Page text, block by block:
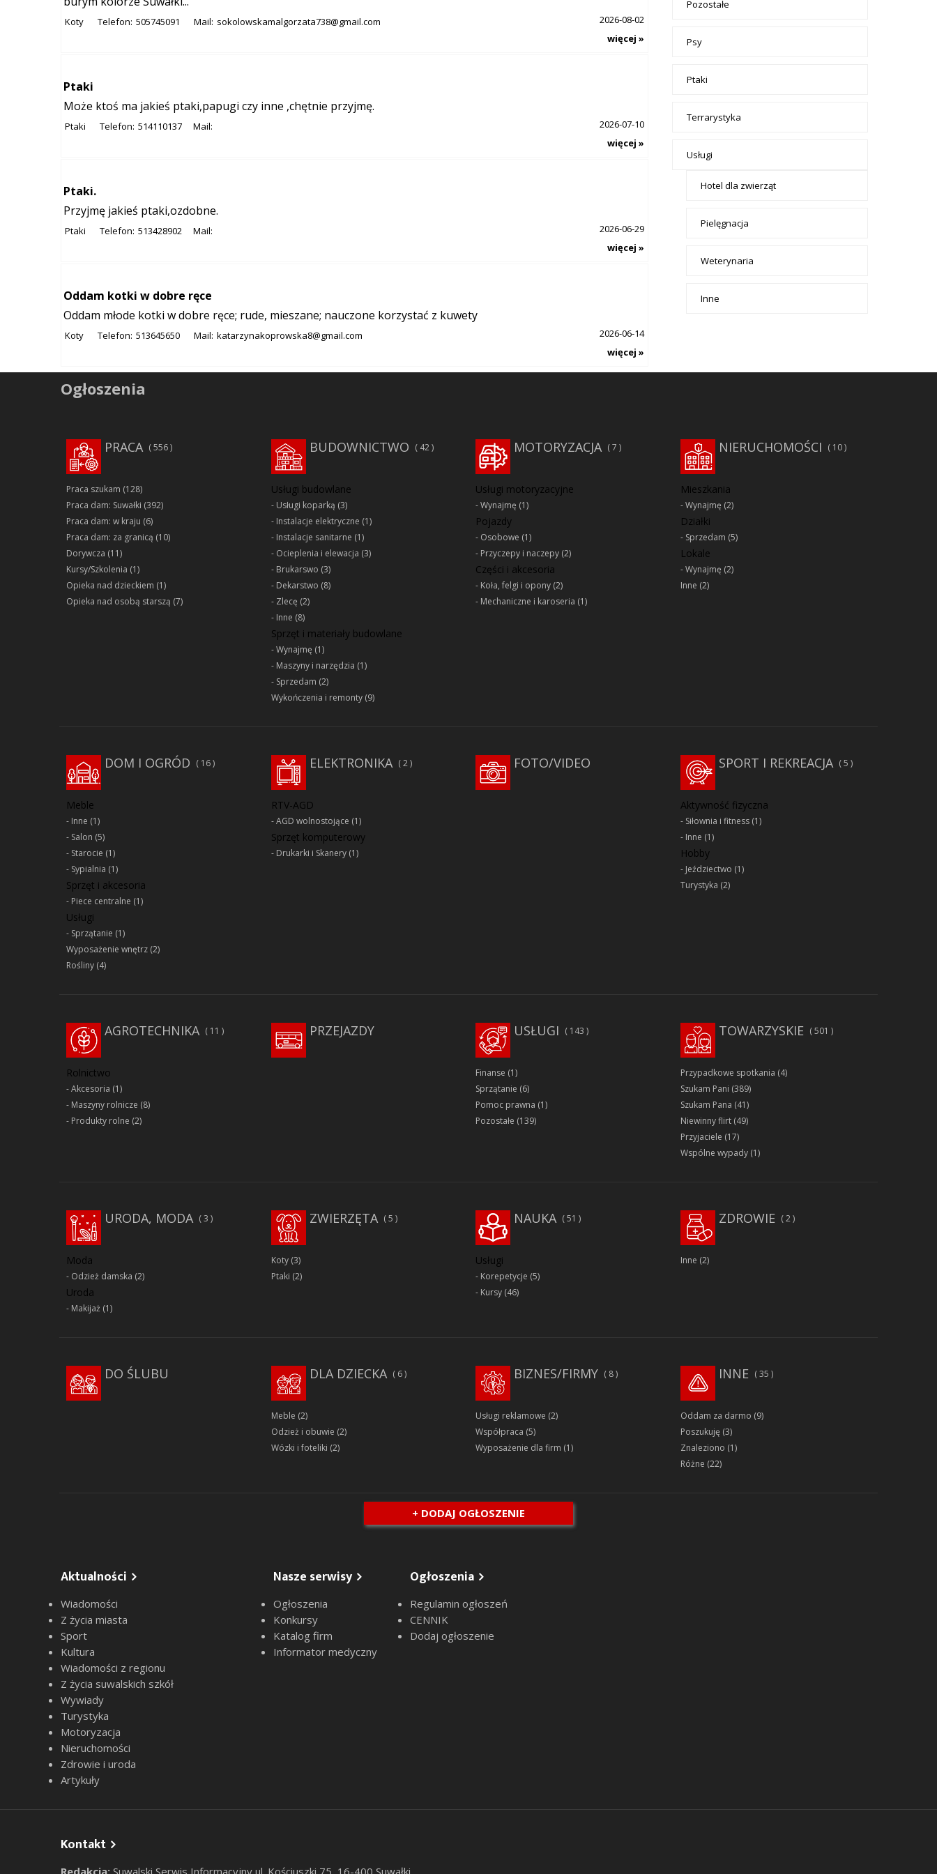
Koty Telefon: 505745091 Mail: sokolowskamalgorzata738@gmail.com
2026-08-02
więcej »
Ptaki
Może ktoś ma jakieś ptaki,papugi czy inne ,chętnie przyjmę.
Ptaki Telefon: 514110137 Mail:
2026-07-10
więcej »
Ptaki.
Przyjmę jakieś ptaki,ozdobne.
Ptaki Telefon: 513428902 Mail:
2026-06-29
więcej »
Oddam kotki w dobre ręce
Oddam młode kotki w dobre ręce; rude, mieszane; nauczone korzystać z kuwety
Koty Telefon: 513645650 Mail: katarzynakoprowska8@gmail.com
2026-06-14
więcej »
Pozostałe
Psy
Ptaki
Terrarystyka
Usługi
Hotel dla zwierząt
Pielęgnacja
Weterynaria
Inne
Ogłoszenia
PRACA 556
Praca szukam (128)
Praca dam: Suwałki (392)
Praca dam: w kraju (6)
Praca dam: za granicą (10)
Dorywcza (11)
Kursy/Szkolenia (1)
Opieka nad dzieckiem (1)
Opieka nad osobą starszą (7)
BUDOWNICTWO 42
Usługi budowlane
Usługi koparką (3)
Instalacje elektryczne (1)
Instalacje sanitarne (1)
Ocieplenia i elewacja (3)
Brukarswo (3)
Dekarstwo (8)
Zlecę (2)
Inne (8)
Sprzęt i materiały budowlane
Wynajmę (1)
Maszyny i narzędzia (1)
Sprzedam (2)
Wykończenia i remonty(9)
MOTORYZACJA 7
Usługi motoryzacyjne
Wynajmę (1)
Pojazdy
Osobowe (1)
Przyczepy i naczepy (2)
Części i akcesoria
Koła, felgi i opony (2)
Mechaniczne i karoseria (1)
NIERUCHOMOŚCI 10
Mieszkania
Wynajmę (2)
Działki
Sprzedam (5)
Lokale
Wynajmę (2)
Inne (2)
DOM I OGRÓD 16
Meble
Inne (1)
Salon (5)
Starocie (1)
Sypialnia (1)
Sprzęt i akcesoria
Piece centralne (1)
Usługi
Sprzątanie (1)
Wyposażenie wnętrz (2)
Rośliny (4)
2
ELEKTRONIKA
RTV-AGD
AGD wolnostojące (1)
Sprzęt komputerowy
Drukarki i Skanery(1)
FOTO/VIDEO SPORT I REKREACJA 5
Aktywność fizyczna
Siłownia i fitness(1)
Inne (1)
Hobby
Jeździectwo (1)
Turystyka (2)
AGROTECHNIKA 11
Rolnictwo
Akcesoria (1)
Maszyny rolnicze (8)
Produkty rolne (2)
PRZEJAZDY 143
USŁUGI
Finanse (1)
Sprzątanie (6)
Pomoc prawna (1)
Pozostałe (139)
TOWARZYSKIE 501
Przypadkowe spotkania (4)
Szukam Pani (389)
Szukam Pana (41)
Niewinny flirt(49)
Przyjaciele (17)
Wspólne wypady(1)
URODA, MODA 3
Moda
Odzież damska (2)
Uroda
Makijaż (1)
ZWIERZĘTA 5
Koty(3)
Ptaki (2)
51
NAUKA
Usługi
Korepetycje (5)
Kursy (46)
ZDROWIE 2
Inne (2)
DO ŚLUBU 6
DLA DZIECKA
Meble (2)
Odzież i obuwie (2)
Wózki i foteliki (2)
8
BIZNES/FIRMY
Usługi reklamowe (2)
Współpraca (5)
Wyposażenie dla firm (1)
35
INNE
Oddam za darmo (9)
Poszukuję (3)
Znaleziono (1)
Różne (22)
+ DODAJ OGŁOSZENIE
Aktualności
Wiadomości
Z życia miasta
Sport
Kultura
Wiadomości z regionu
Z życia suwalskich szkół
Wywiady
Turystyka
Motoryzacja
Nieruchomości
Zdrowie i uroda
Artykuły
Nasze serwisy
Ogłoszenia
Konkursy
Katalog firm
Informator medyczny
Ogłoszenia
Regulamin ogłoszeń
CENNIK
Dodaj ogłoszenie
Kontakt